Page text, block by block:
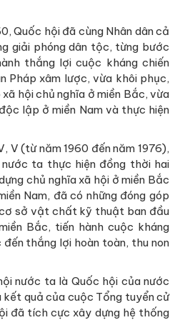
Quốc hội đã cùng Nhân dân cả
giải phóng dân tộc, từng bước
thắng lợi cuộc kháng chiến
Pháp xâm lược, vừa khôi phục,
hội chủ nghĩa ở miền Bắc, vừa
lập ở miền Nam và thực hiện
V (từ năm 1960 đến năm 1976),
ta thực hiện đồng thời hai
chủ nghĩa xã hội ở miền Bắc
Nam, đã có những đóng góp
sở vật chất kỹ thuật ban đầu
Bắc, tiến hành cuộc kháng
thắng lợi hoàn toàn, thu non
nước ta là Quốc hội của nước
kết quả của cuộc Tổng tuyển cử
đã tích cực xây dựng hệ thống